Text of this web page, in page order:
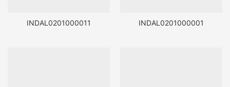
INDAL0201000011 INDAL0201000001